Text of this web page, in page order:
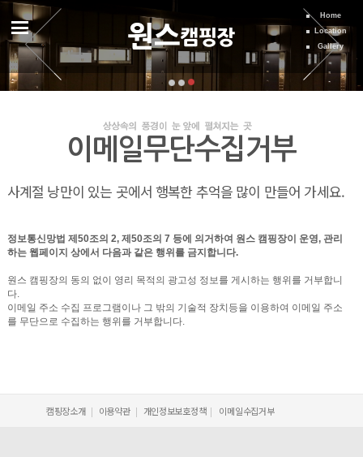
Home
Location
Gallery
이메일무단수집거부
사계절 낭만이 있는 곳에서 행복한 추억을 많이 만들어 가세요.
정보통신망법 제50조의 2, 제50조의 7 등에 의거하여 원스 캠핑장이 운영, 관리
하는 웹페이지 상에서 다음과 같은 행위를 금지합니다.
원스 캠핑장의 동의 없이 영리 목적의 광고성 정보를 게시하는 행위를 거부합니
다.
이메일 주소 수집 프로그램이나 그 밖의 기술적 장치등을 이용하여 이메일 주소
를 무단으로 수집하는 행위를 거부합니다.
캠핑장소개 이용약관 개인정보보호정책 이메일수집거부